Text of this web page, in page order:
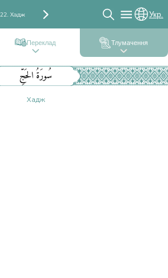
22. Хадж Укр.
Переклад Тлумачення
سُورَةُ الحَجِّ
Хадж